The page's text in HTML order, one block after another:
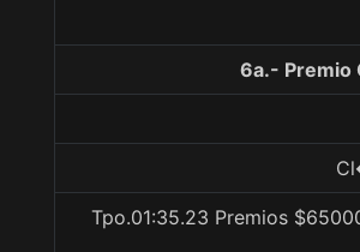
6a.- Premio
Tpo.01:35.23 Premios